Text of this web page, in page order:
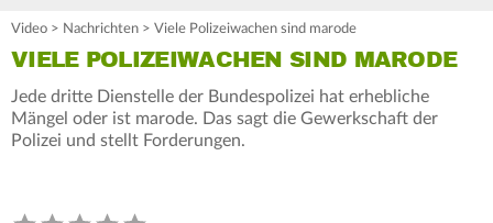
Video > Nachrichten > Viele Polizeiwachen sind marode
VIELE POLIZEIWACHEN SIND MARODE
Jede dritte Dienstelle der Bundespolizei hat erhebliche
Mängel oder ist marode. Das sagt die Gewerkschaft der
Polizei und stellt Forderungen.